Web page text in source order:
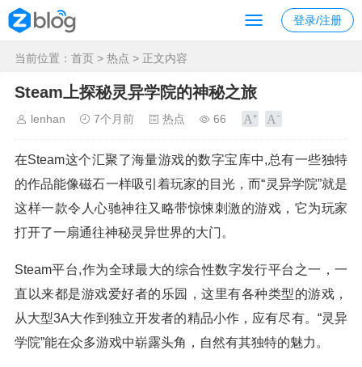
登录/注册
当前位置： 首页 > 热点 > 正文内容
Steam上探秘灵异学院的神秘之旅
lenhan 7个月前 热点 66
在Steam这个汇聚了海量游戏的数字宝库中,总有一些独特
的作品能像磁石一样吸引着玩家的目光，而“灵异学院”就是
这样一款令人心驰神往又略带惊悚刺激的游戏，它为玩家
打开了一扇通往神秘灵异世界的大门。
Steam平台,作为全球最大的综合性数字发行平台之一，一
直以来都是游戏爱好者的乐园，这里有各种类型的游戏，
从大型3A大作到独立开发者的精品小作，应有尽有。“灵异
学院”能在众多游戏中崭露头角，自然有其独特的魅力。